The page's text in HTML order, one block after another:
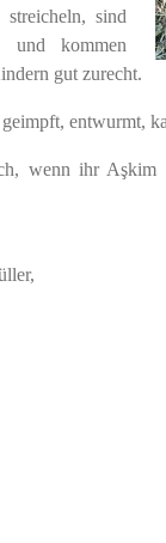
streicheln, sind
und kommen
gut zurecht.
entwurmt,
wenn ihr Aşkim